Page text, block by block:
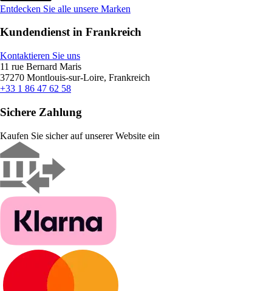
Entdecken Sie alle unsere Marken
Kundendienst in Frankreich
Kontaktieren Sie uns
11 rue Bernard Maris
37270 Montlouis-sur-Loire, Frankreich
+33 1 86 47 62 58
Sichere Zahlung
Kaufen Sie sicher auf unserer Website ein